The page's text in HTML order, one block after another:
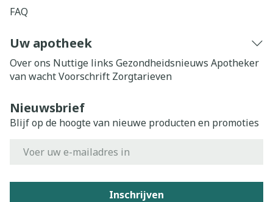
FAQ
Uw apotheek
Over ons Nuttige links Gezondheidsnieuws Apotheker
van wachtVoorschrift Zorgtarieven
Nieuwsbrief
Blijf op de hoogte van nieuwe producten en promoties
Inschrijven